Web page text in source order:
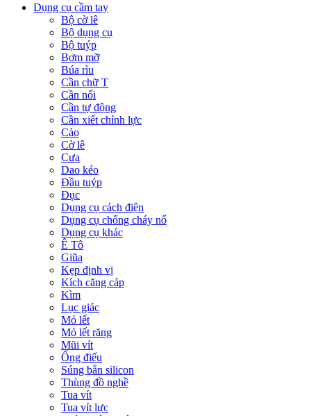
Dụng cụ cầm tay
Bộ cờ lê
Bộ dụng cụ
Bộ tuýp
Bơm mỡ
Búa rìu
Cần chữ T
Cần nối
Cần tự động
Cần xiết chỉnh lực
Cảo
Cờ lê
Cưa
Dao kéo
Đầu tuýp
Đục
Dụng cụ cách điện
Dụng cụ chống cháy nổ
Dụng cụ khác
Ê Tô
Giũa
Kẹp định vị
Kích căng cáp
Kìm
Lục giác
Mỏ lết
Mỏ lết răng
Mũi vít
Ống điếu
Súng bắn silicon
Thùng đồ nghề
Tua vít
Tua vít lực